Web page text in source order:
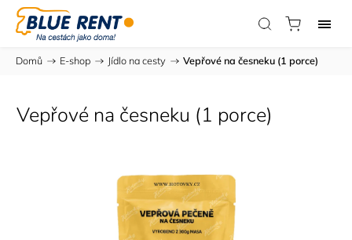
Domů / E-shop / Jídlo na cesty / Vepřové na česneku (1 porce)
Vepřové na česneku (1 porce)